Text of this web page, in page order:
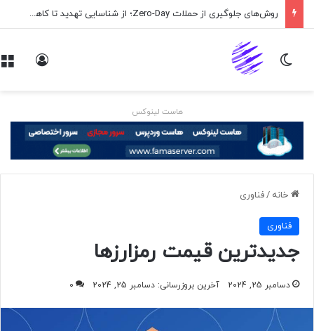
روش‌های جلوگیری از حملات Zero-Day؛ از شناسایی تهدید تا کاهش ریسک
تغییر پوسته
هاست لینوکس
خانه /فناوری
فناوری
جدیدترین قیمت رمزارزها
دسامبر 25, 2024 آخرین بروزرسانی: دسامبر 25, 2024 0